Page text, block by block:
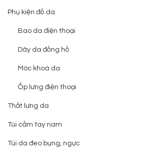
Phụ kiện đồ da
Bao da điện thoại
Dây da đồng hồ
Móc khoá da
Ốp lưng điện thoại
Thắt lưng da
Túi cầm tay nam
Túi da đeo bụng, ngực